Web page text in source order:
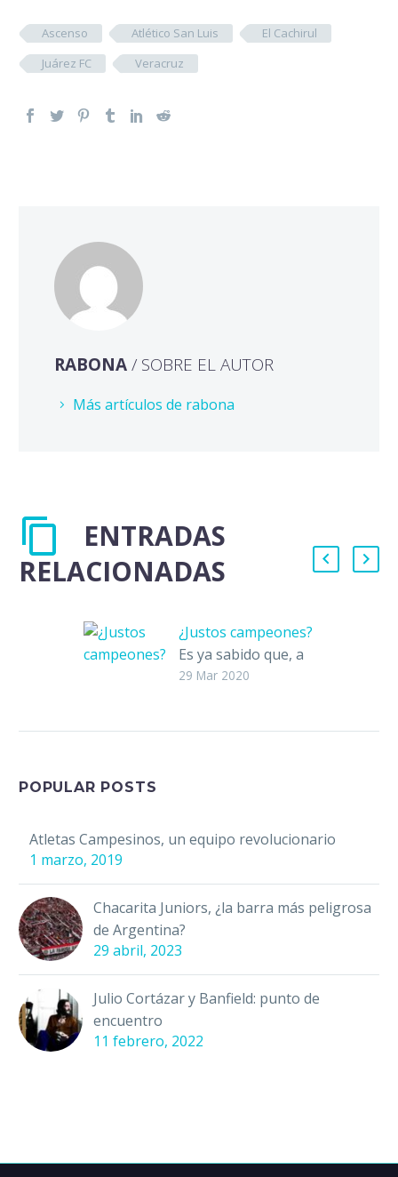
Ascenso Atlético San Luis
El Cachirul
Juárez FC
Veracruz
RABONA/ SOBRE EL AUTOR
Más artículos de rabona
ENTRADAS
RELACIONADAS
¿Justos campeones?
Es ya sabido que, a
consecuencia del
29 Mar 2020
POPULAR POSTS
Atletas Campesinos, un equipo revolucionario
1 marzo, 2019
Chacarita Juniors, ¿la barra más peligrosa
de Argentina?
29 abril, 2023
Julio Cortázar y Banfield: punto de
encuentro
11 febrero, 2022